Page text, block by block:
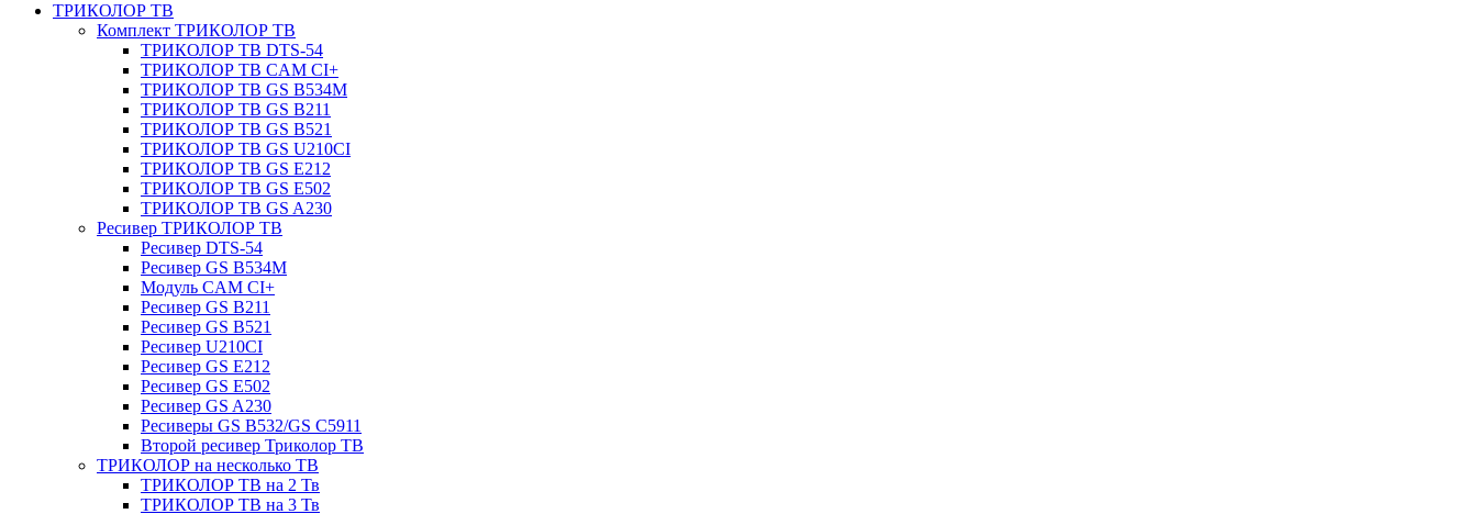
ТРИКОЛОР ТВ
Комплект ТРИКОЛОР ТВ
ТРИКОЛОР ТВ DTS-54
ТРИКОЛОР ТВ CAM CI+
ТРИКОЛОР ТВ GS B534M
ТРИКОЛОР ТВ GS B211
ТРИКОЛОР ТВ GS B521
ТРИКОЛОР ТВ GS U210CI
ТРИКОЛОР ТВ GS E212
ТРИКОЛОР ТВ GS E502
ТРИКОЛОР ТВ GS A230
Ресивер ТРИКОЛОР ТВ
Ресивер DTS-54
Ресивер GS B534M
Модуль CAM CI+
Ресивер GS B211
Ресивер GS B521
Ресивер U210CI
Ресивер GS E212
Ресивер GS E502
Ресивер GS A230
Ресиверы GS B532/GS C5911
Второй ресивер Триколор ТВ
ТРИКОЛОР на несколько ТВ
ТРИКОЛОР ТВ на 2 Тв
ТРИКОЛОР ТВ на 3 Тв